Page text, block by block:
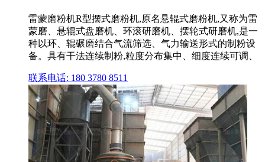
雷蒙磨粉机R型摆式磨粉机,原名悬辊式磨粉机,又称为雷
蒙磨、悬辊式盘磨机、环滚研磨机、摆轮式研磨机,是一
种以环、辊碾磨结合气流筛选、气力输送形式的制粉设
备。具有干法连续制粉,粒度分布集中、细度连续可调、
联系电话: 180 3780 8511